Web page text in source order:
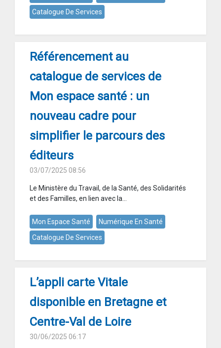
Catalogue De Services
Référencement au
catalogue de services de
Mon espace santé : un
nouveau cadre pour
simplifier le parcours des
éditeurs
03/07/2025 08:56
Le Ministère du Travail, de la Santé, des Solidarités
et des Familles, en lien avec la...
Mon Espace Santé
Numérique En Santé
Catalogue De Services
L’appli carte Vitale
disponible en Bretagne et
Centre-Val de Loire
30/06/2025 06:17